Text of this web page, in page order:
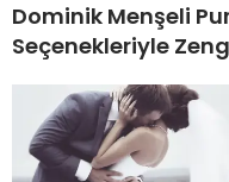
Dominik Menşeli
Seçenekleriyle